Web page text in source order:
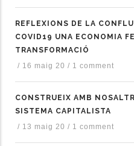
REFLEXIONS DE LA
COVID19 UNA ECONOMIA
TRANSFORMACIÓ
/ 16 maig 20 / 1 comment
CONSTRUEIX AMB
SISTEMA CAPITALISTA
/ 13 maig 20 / 1 comment